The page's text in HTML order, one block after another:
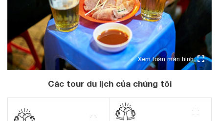
Xem toàn màn hình
Các tour du lịch của chúng tôi